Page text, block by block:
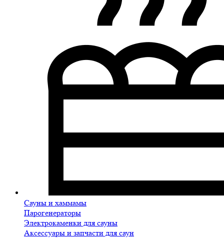
Сауны и хаммамы
Парогенераторы
Электрокаменки для сауны
Аксессуары и запчасти для саун